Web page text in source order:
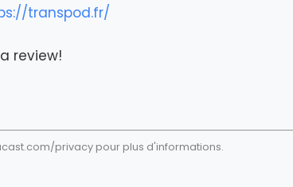
transpod.fr/
review!
privacy pour plus d'informations.